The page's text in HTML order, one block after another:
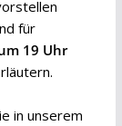
für
19 Uhr
in unserem